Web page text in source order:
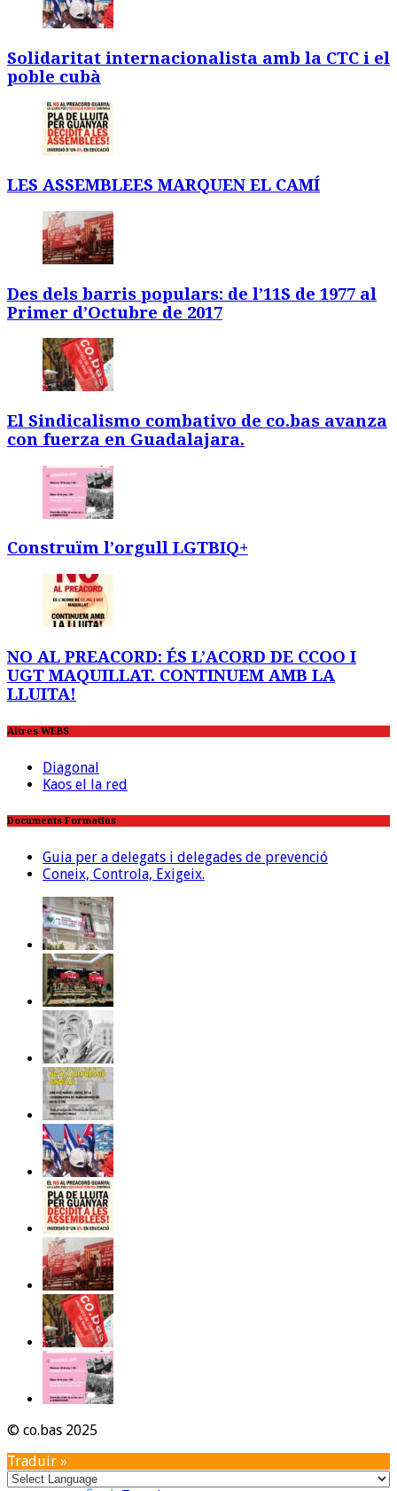
Solidaritat internacionalista amb la CTC i el
poble cubà
LES ASSEMBLEES MARQUEN EL CAMÍ
Des dels barris populars: de l’11S de 1977 al
Primer d’Octubre de 2017
El Sindicalismo combativo de co.bas avanza
con fuerza en Guadalajara.
Construïm l’orgull LGTBIQ+
NO AL PREACORD: ÉS L’ACORD DE CCOO I
UGT MAQUILLAT. CONTINUEM AMB LA
LLUITA!
Altres WEBS
Diagonal
Kaos el la red
Documents Formatius
Guia per a delegats i delegades de prevenció
Coneix, Controla, Exigeix.
© co.bas 2025
Traduir »